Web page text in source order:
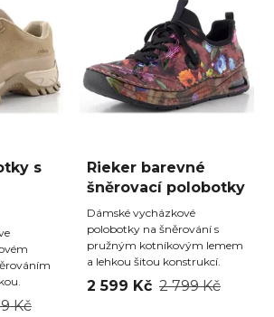
s
Kč
Rieker barevné
šněrovací polobotky
Dámské vycházkové
polobotky na šněrování s
pružným kotníkovým lemem
a lehkou šitou konstrukcí.
2 599 Kč 2 799 Kč